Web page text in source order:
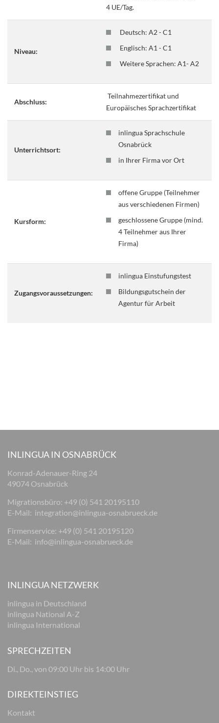
4 UE/Tag.
Niveau:
Deutsch: A2 - C1
Englisch: A1 - C1
Weitere Sprachen: A1- A2
Abschluss:
Teilnahmezertifikat und
Europäisches Sprachzertifikat
Unterrichtsort:
inlingua Sprachschule
Osnabrück
in Ihrer Firma vor Ort
Kursform:
offene Gruppe (Teilnehmer
aus verschiedenen Firmen)
geschlossene Gruppe (mind.
4 Teilnehmer aus Ihrer
Firma)
Zugangsvoraussetzungen:
inlingua Einstufungstest
Bildungsgutschein der
Agentur für Arbeit
INLINGUA IN OSNABRÜCK
Konrad-Adenauer-Ring 24
49074 Osnabrück
Migrationsbüro: +49 (0) 541 20195110
E-Mail: integration@inlingua-osnabrueck.de
Firmenservice: +49 (0) 541 20195120
E-Mail: info@inlingua-osnabrueck.de
INLINGUA NETZWERK
inlingua in Deutschland
inlingua National A-Z
inlingua International
SPRECHZEITEN
Di., Do., von 09:00 Uhr bis 14:00 Uhr
DIREKTEINSTIEG
Kontakt